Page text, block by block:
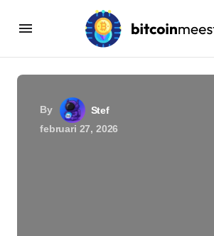
By
Stef
februari 27, 2026